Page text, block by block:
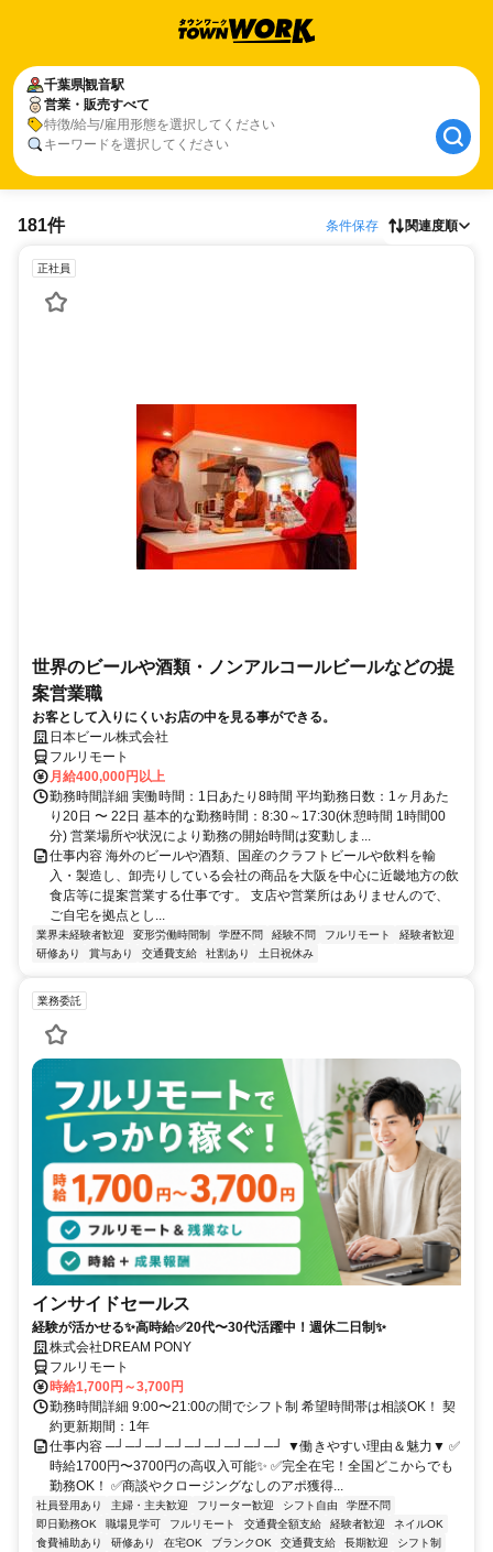
千葉県観音駅
営業・販売すべて
特徴/給与/雇用形態を選択してください
キーワードを選択してください
181件 条件保存 関連度順
正社員
世界のビールや酒類・ノンアルコールビールなどの提
案営業職
お客として入りにくいお店の中を見る事ができる。
日本ビール株式会社
フルリモート
月給400,000円以上
勤務時間詳細 実働時間：1日あたり8時間 平均勤務日数：1ヶ月あた
り20日 〜 22日 基本的な勤務時間：8:30～17:30(休憩時間 1時間00
分) 営業場所や状況により勤務の開始時間は変動しま...
仕事内容 海外のビールや酒類、国産のクラフトビールや飲料を輸
入・製造し、卸売りしている会社の商品を大阪を中心に近畿地方の飲
食店等に提案営業する仕事です。 支店や営業所はありませんので、
ご自宅を拠点とし...
業界未経験者歓迎 変形労働時間制 学歴不問 経験不問 フルリモート
経験者歓迎
研修あり
賞与あり 交通費支給 社割あり 土日祝休み
業務委託
インサイドセールス
経験が活かせる✨高時給✅20代〜30代活躍中！週休二日制✨
株式会社DREAM PONY
フルリモート
時給1,700円～3,700円
勤務時間詳細 9:00〜21:00の間でシフト制 希望時間帯は相談OK！ 契
約更新期間：1年
仕事内容 ─┘─┘─┘─┘─┘─┘─┘─┘─┘ ▼働きやすい理由＆魅力▼ ✅
時給1700円〜3700円の高収入可能✨ ✅完全在宅！全国どこからでも
勤務OK！ ✅商談やクロージングなしのアポ獲得...
社員登用あり 主婦・主夫歓迎 フリーター歓迎 シフト自由
学歴不問
即日勤務OK
職場見学可 フルリモート 交通費全額支給 経験者歓迎
ネイルOK
食費補助あり
研修あり 在宅OK ブランクOK 交通費支給 長期歓迎
シフト制